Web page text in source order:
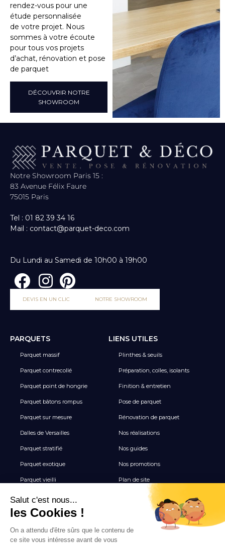
rendez-vous pour une
étude personnalisée
de votre projet. Nous
sommes à votre écoute
pour tous vos projets
d’achat, rénovation et pose
de parquet
DÉCOUVRIR NOTRE
SHOWROOM
Notre Showroom Paris 15 :
83 Avenue Félix Faure
75015 Paris
Tel : 01 82 39 34 16
Mail : contact@parquet-deco.com
Du Lundi au Samedi de 10h00 à 19h00
DEVIS EN UN CLIC NOTRE SHOWROOM
PARQUETS
Parquet massif
Parquet contrecollé
Parquet point de hongrie
Parquet bâtons rompus
Parquet sur mesure
Dalles de Versailles
Parquet stratifié
Parquet exotique
Parquet vieilli
Revêtement de sol vinyle
Terrasse
Tous les Carrelages
LIENS UTILES
Plinthes & seuils
Préparation, colles, isolants
Finition & entretien
Pose de parquet
Rénovation de parquet
Nos réalisations
Nos guides
Nos promotions
Plan de site
NEWSLETTER